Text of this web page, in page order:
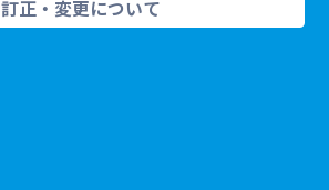
訂正・変更について